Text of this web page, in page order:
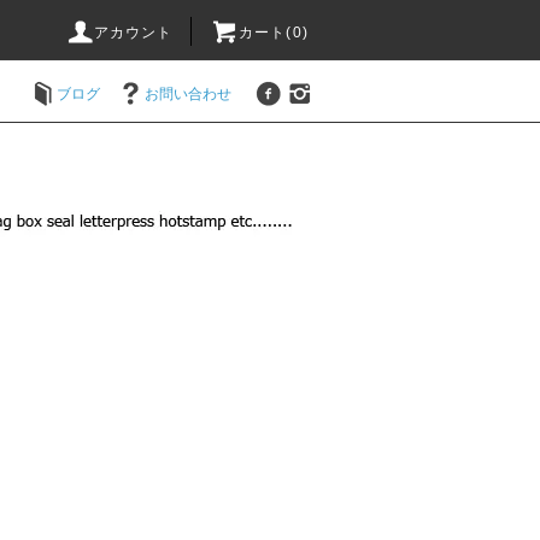
アカウント カート(0)
ブログ お問い合わせ